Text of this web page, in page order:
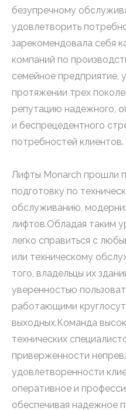
безупречному
удовлетворить
зарекомендовала себя
компаний по
семейное предприятие,
протяжении трех
репутацию надежного,
и беспрецедентного
потребностей клиентов.
Лифты Monarch прошли
подготовку по
обслуживанию,
лифтов.Обладая таким
легко справиться с
или техническому
того, владельцы их
уверенностью
работающими
выходных.Команда
технических
приверженности
удовлетворенности
оперативное и
обеспечивая надежное